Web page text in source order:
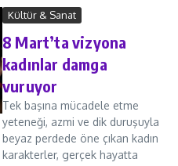
Kültür & Sanat
8 Mart’ta vizyona
kadınlar damga
vuruyor
Tek başına mücadele etme
yeteneği, azmi ve dik duruşuyla
beyaz perdede öne çıkan kadın
karakterler, gerçek hayatta